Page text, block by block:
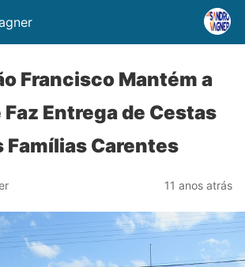
Francisco Mantém a
Faz Entrega de Cestas
Famílias Carentes
11 anos atrás